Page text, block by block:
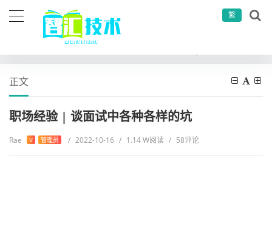
繁
正文
职场经验 | 谈面试中各种各样的坑
Rae V 管理员 / 2022-10-16 / 1.14 W阅读 / 58评论